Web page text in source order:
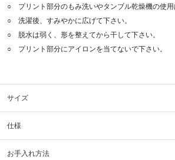
○ プリント部分のもみ洗いやタンブル乾燥機の使用
○ 洗濯後、すみやかに広げて下さい。
○ 脱水は弱く、形を整えてから干して下さい。
○ プリント部分にアイロンを当てないで下さい。
サイズ
仕様
お手入れ方法